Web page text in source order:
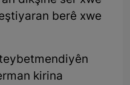
berê xwe
kirina